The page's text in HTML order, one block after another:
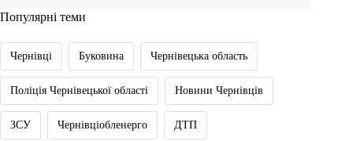
Популярні теми
Чернівці Буковина Чернівецька область
Поліція Чернівецької області Новини Чернівців
ЗСУ Чернівціобленерго ДТП